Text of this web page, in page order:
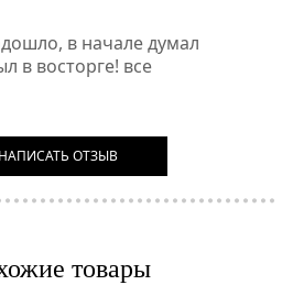
в начале думал
в восторге! все
НАПИСАТЬ ОТЗЫВ
товары